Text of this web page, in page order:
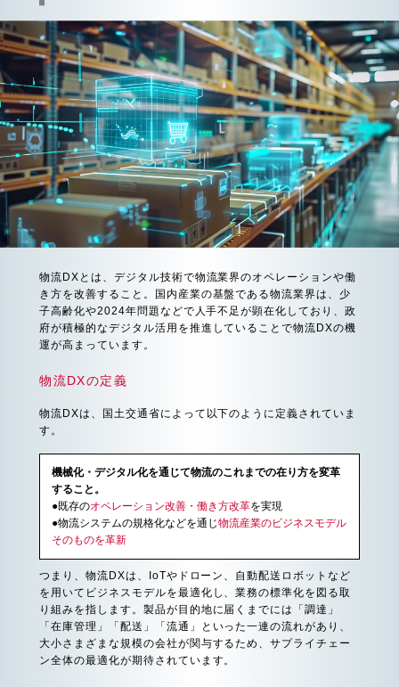
物流DXとは、デジタル技術で物流業界のオペレーションや働
き方を改善すること。国内産業の基盤である物流業界は、少
子高齢化や2024年問題などで人手不足が顕在化しており、政
府が積極的なデジタル活用を推進していることで物流DXの機
運が高まっています。
物流DXの定義
物流DXは、国土交通省によって以下のように定義されていま
す。
機械化・デジタル化を通じて物流のこれまでの在り方を変革
すること。
●既存のオペレーション改善・働き方改革を実現
●物流システムの規格化などを通じ物流産業のビジネスモデル
そのものを革新
つまり、物流DXは、IoTやドローン、自動配送ロボットなど
を用いてビジネスモデルを最適化し、業務の標準化を図る取
り組みを指します。製品が目的地に届くまでには「調達」
「在庫管理」「配送」「流通」といった一連の流れがあり、
大小さまざまな規模の会社が関与するため、サプライチェー
ン全体の最適化が期待されています。